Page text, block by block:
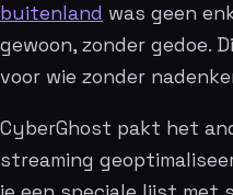
buitenland was geen
gewoon, zonder gedoe.
voor wie zonder
CyberGhost pakt het
streaming